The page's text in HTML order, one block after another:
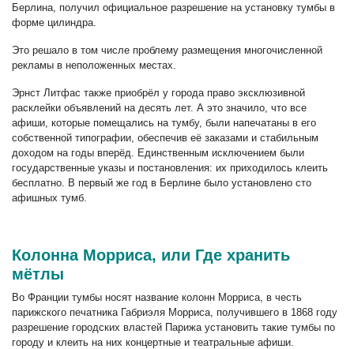
Берлина, получил официальное разрешение на установку тумбы в
форме цилиндра.
Это решало в том числе проблему размещения многочисленной
рекламы в неположенных местах.
Эрнст Литфас также приобрёл у города право эксклюзивной
расклейки объявлений на десять лет. А это значило, что все
афиши, которые помещались на тумбу, были напечатаны в его
собственной типографии, обеспечив её заказами и стабильным
доходом на годы вперёд. Единственным исключением были
государственные указы и постановления: их приходилось клеить
бесплатно. В первый же год в Берлине было установлено сто
афишных тумб.
Колонна Морриса, или Где хранить
мётлы
Во Франции тумбы носят название колонн Морриса, в честь
парижского печатника Габриэля Морриса, получившего в 1868 году
разрешение городских властей Парижа установить такие тумбы по
городу и клеить на них концертные и театральные афиши.